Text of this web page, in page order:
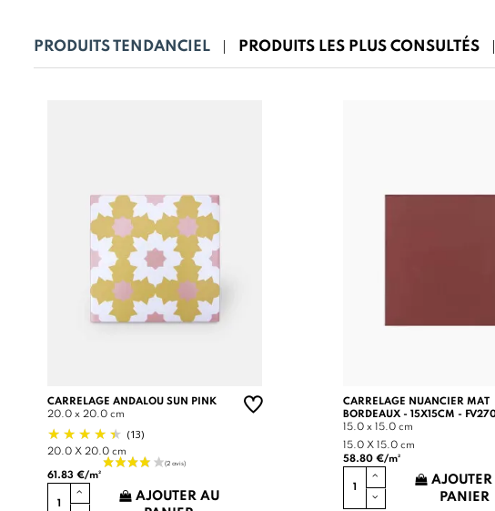
PRODUITS TENDANCIEL PRODUITS LES PLUS CONSULTÉS
CARRELAGE ANDALOU SUN PINK
20.0 x 20.0 cm
(13)
20.0 X 20.0 cm
61.83 €/m²
AJOUTER AU
CARRELAGE NUANCIER MAT
BORDEAUX - 15X15CM -
15.0 x 15.0 cm
15.0 X 15.0 cm
58.80 €/m²
PANIER